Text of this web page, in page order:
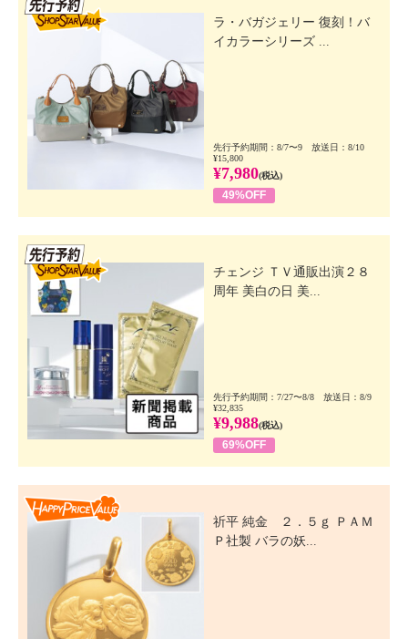
ラ・バガジェリー 復刻！バ
イカラーシリーズ ...
先行予約期間：8/7〜9 放送日：8/10
¥15,800
¥7,980(税込)
49%OFF
チェンジ ＴＶ通販出演２８
周年 美白の日 美...
先行予約期間：7/27〜8/8 放送日：8/9
¥32,835
¥9,988(税込)
69%OFF
祈平 純金 ２．５ｇ ＰＡＭ
Ｐ社製 バラの妖...